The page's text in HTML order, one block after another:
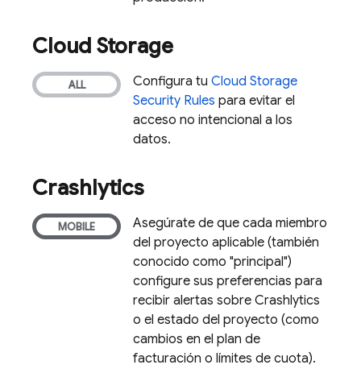
Cloud Storage
Configura tu Cloud Storage
Security Rules para evitar el
acceso no intencional a los
datos.
Crashlytics
Asegúrate de que cada miembro
del proyecto aplicable (también
conocido como "principal")
configure sus preferencias para
recibir alertas sobre Crashlytics
o el estado del proyecto (como
cambios en el plan de
facturación o límites de cuota).